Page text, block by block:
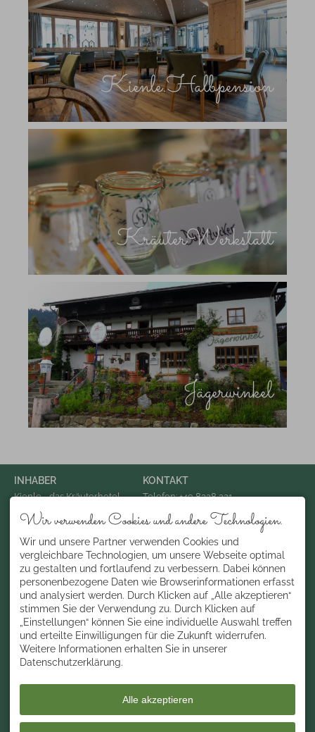
Kienle.Halbpension
KräuterWerkstatt
Jägerwinkel
INHABER
Kienle - das Kräuterhotel
Dorfplatz 3
87538 Balderschwang
Deutschland
KONTAKT
Telefon: +49 8328 221
Email: info@hotel-kienle.de
ÜBER UNS
Gelebte Allgäuer und
Bregenzerwälder
Gasthaustradition . Ehrliche
Herzlichkeit und echte
Gastfreundschaft . seit über
200 Jahren
Wir verwenden Cookies und andere Technologien.
Wir und unsere Partner verwenden Cookies und
vergleichbare Technologien, um unsere Webseite optimal
zu gestalten und fortlaufend zu verbessern. Dabei können
personenbezogene Daten wie Browserinformationen erfasst
und analysiert werden. Durch Klicken auf „Alle akzeptieren“
stimmen Sie der Verwendung zu. Durch Klicken auf
„Einstellungen“ können Sie eine individuelle Auswahl treffen
und erteilte Einwilligungen für die Zukunft widerrufen.
Weitere Informationen erhalten Sie in unserer
Datenschutzerklärung.
Alle akzeptieren